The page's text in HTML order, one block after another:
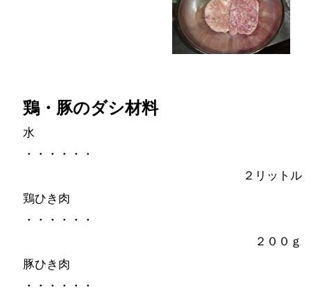
鶏・豚のダシ材料
水
・・・・・・
２リットル
鶏ひき肉
・・・・・・
２００ｇ
豚ひき肉
・・・・・・